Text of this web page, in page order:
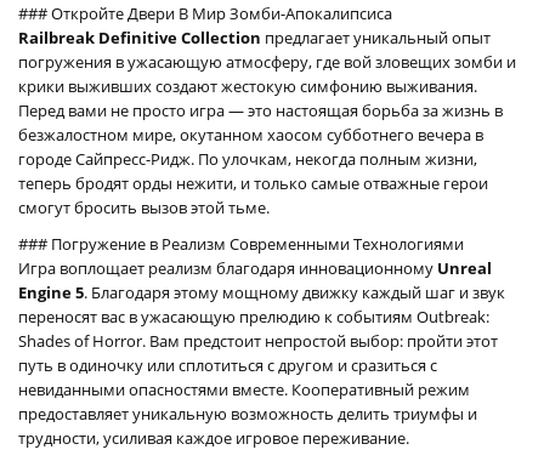
### Откройте Двери В Мир Зомби-Апокалипсиса
Railbreak Definitive Collection предлагает уникальный опыт
погружения в ужасающую атмосферу, где вой зловещих зомби и
крики выживших создают жестокую симфонию выживания.
Перед вами не просто игра — это настоящая борьба за жизнь в
безжалостном мире, окутанном хаосом субботнего вечера в
городе Сайпресс-Ридж. По улочкам, некогда полным жизни,
теперь бродят орды нежити, и только самые отважные герои
смогут бросить вызов этой тьме.
### Погружение в Реализм Современными Технологиями
Игра воплощает реализм благодаря инновационному Unreal
Engine 5. Благодаря этому мощному движку каждый шаг и звук
переносят вас в ужасающую прелюдию к событиям Outbreak:
Shades of Horror. Вам предстоит непростой выбор: пройти этот
путь в одиночку или сплотиться с другом и сразиться с
невиданными опасностями вместе. Кооперативный режим
предоставляет уникальную возможность делить триумфы и
трудности, усиливая каждое игровое переживание.